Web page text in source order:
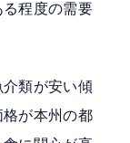
程度の需要
類が安い傾
が本州の都